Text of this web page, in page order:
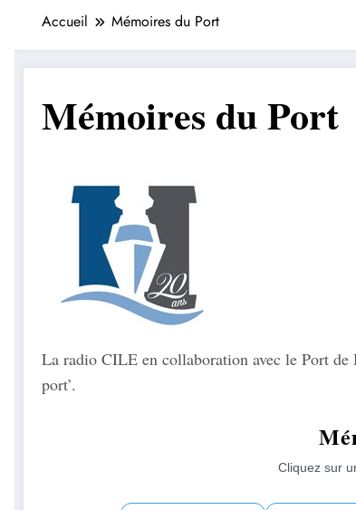
Accueil Mémoires du Port
Mémoires du Port
La radio CILE en collaboration avec le Port de
port’.
Cliquez sur